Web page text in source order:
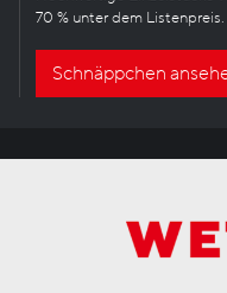
70 % unter dem Listenpreis.
Schnäppchen